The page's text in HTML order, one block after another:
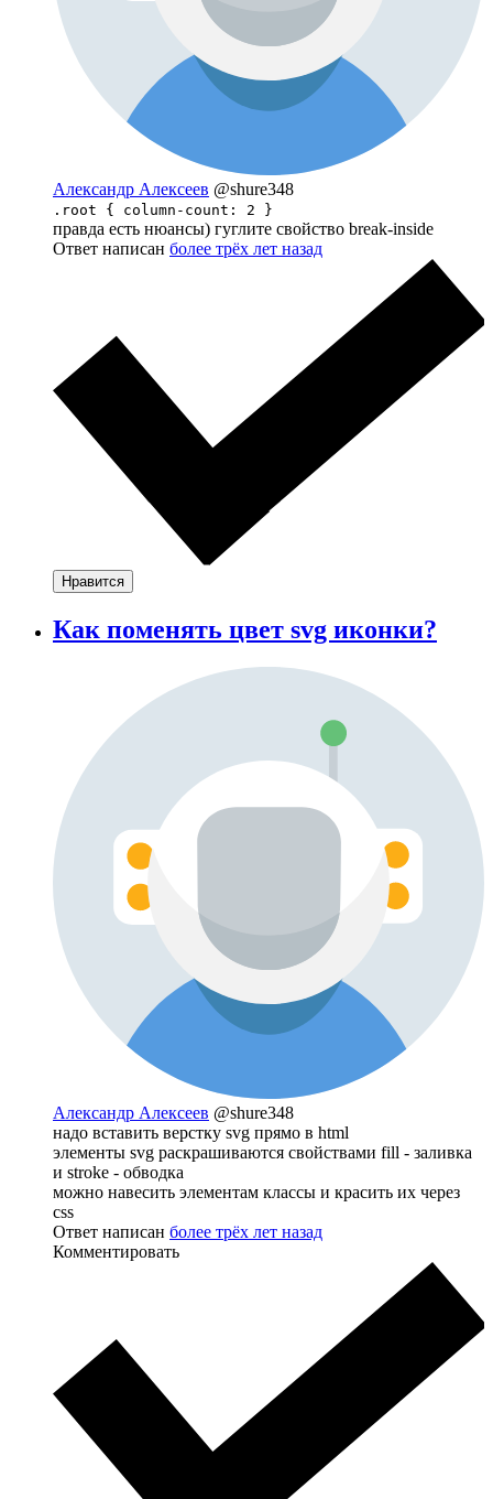
Александр Алексеев @shure348
.root { column-count: 2 }
правда есть нюансы) гуглите свойство break-inside
Ответ написан более трёх лет назад
Нравится
Как поменять цвет svg иконки?
Александр Алексеев @shure348
надо вставить верстку svg прямо в html
элементы svg раскрашиваются свойствами fill - заливка
и stroke - обводка
можно навесить элементам классы и красить их через
css
Ответ написан более трёх лет назад
Комментировать